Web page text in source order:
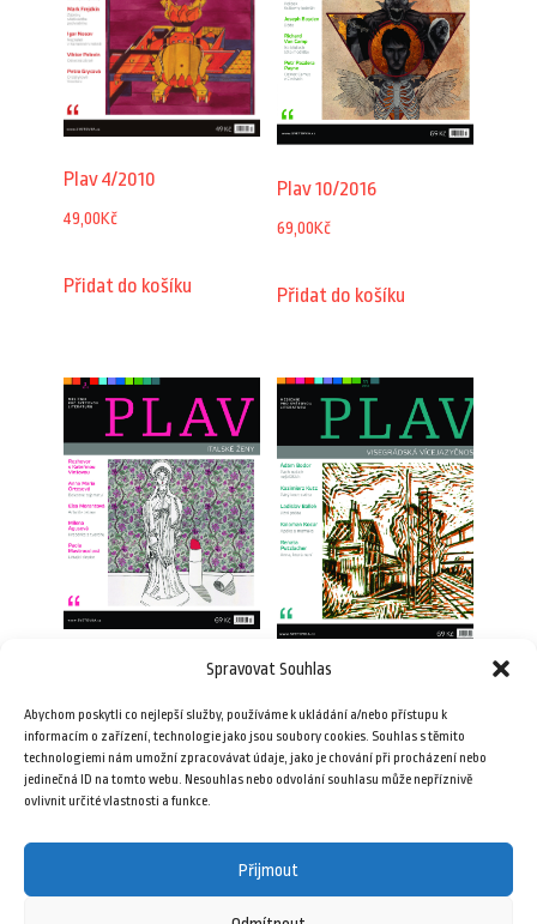
Spravovat Souhlas
Abychom poskytli co nejlepší služby, používáme k ukládání a/nebo přístupu k
informacím o zařízení, technologie jako jsou soubory cookies. Souhlas s těmito
technologiemi nám umožní zpracovávat údaje, jako je chování při procházení nebo
jedinečná ID na tomto webu. Nesouhlas nebo odvolání souhlasu může nepříznivě
ovlivnit určité vlastnosti a funkce.
Přijmout
Plav 4/2010
49,00Kč
Přidat do košíku
Plav 10/2016
69,00Kč
Přidat do košíku
69,00Kč
Přidat do košíku
69,00Kč
Přidat do košíku